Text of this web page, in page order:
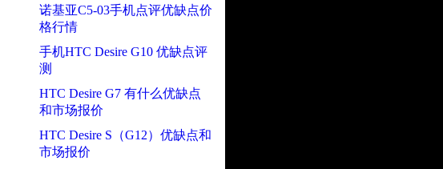
诺基亚C5-03手机点评优缺点价
格行情
手机HTC Desire G10 优缺点评
测
HTC Desire G7 有什么优缺点
和市场报价
HTC Desire S（G12）优缺点和
市场报价